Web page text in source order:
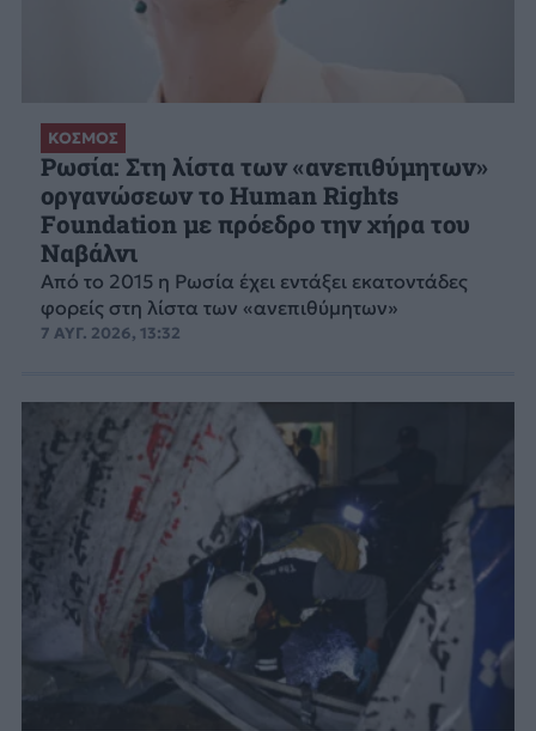
ΚΟΣΜΟΣ
Ρωσία: Στη λίστα των «ανεπιθύμητων»
οργανώσεων το Human Rights
Foundation με πρόεδρο την χήρα του
Ναβάλνι
Από το 2015 η Ρωσία έχει εντάξει εκατοντάδες
φορείς στη λίστα των «ανεπιθύμητων»
7 ΑΥΓ. 2026, 13:32